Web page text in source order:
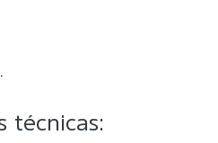
técnicas: